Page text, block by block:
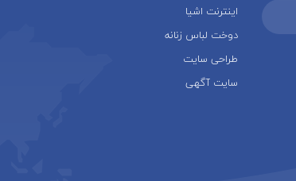
اینترنت اشیا
دوخت لباس زنانه
طراحی سایت
سایت آگهی